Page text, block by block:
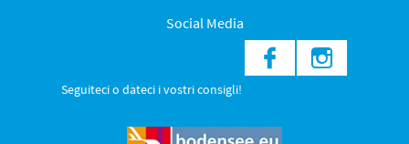
Social Media
Seguiteci o dateci i vostri consigli!